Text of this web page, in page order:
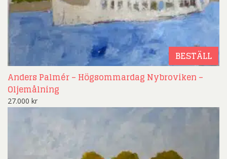
BESTÄLL
Anders Palmér – Högsommardag Nybroviken –
Oljemålning
27.000 kr